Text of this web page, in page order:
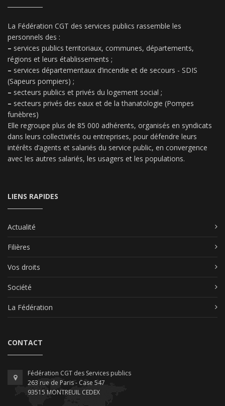
La Fédération CGT des services publics rassemble les
personnels des :
– services publics territoriaux, communes, départements,
régions et leurs établissements ;
– services départementaux d’incendie et de secours - SDIS
(Sapeurs pompiers) ;
– secteurs publics et privés du logement social ;
– secteurs privés des eaux et de la thanatologie (Pompes
funèbres)
Elle regroupe plus de 85 000 adhérents, organisés en syndicats
dans leurs collectivités ou entreprises, pour défendre leurs
intérêts d’agents et salariés du service public, en convergence
avec les autres salariés, les usagers et les populations.
LIENS RAPIDES
Actualité
Filières
Vos droits
Société
La Fédération
CONTACT
Fédération CGT des Services publics
263 rue de Paris - Case 547
93515 MONTREUIL CEDEX